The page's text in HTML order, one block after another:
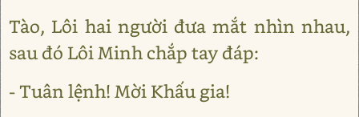
Tào, Lôi hai người đưa mắt nhìn nhau,
sau đó Lôi Minh chắp tay đáp:
- Tuân lệnh! Mời Khấu gia!